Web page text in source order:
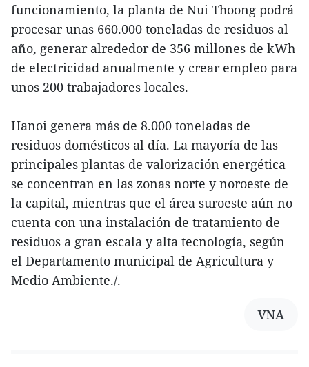
funcionamiento, la planta de Nui Thoong podrá
procesar unas 660.000 toneladas de residuos al
año, generar alrededor de 356 millones de kWh
de electricidad anualmente y crear empleo para
unos 200 trabajadores locales.
Hanoi genera más de 8.000 toneladas de
residuos domésticos al día. La mayoría de las
principales plantas de valorización energética
se concentran en las zonas norte y noroeste de
la capital, mientras que el área suroeste aún no
cuenta con una instalación de tratamiento de
residuos a gran escala y alta tecnología, según
el Departamento municipal de Agricultura y
Medio Ambiente./.
VNA